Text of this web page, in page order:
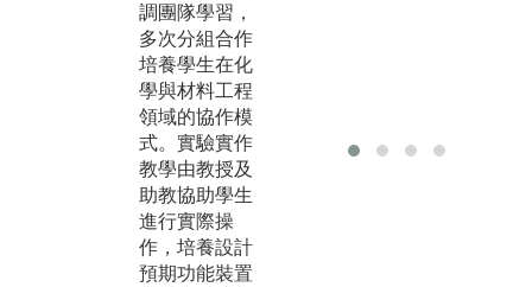
調團隊學習，
多次分組合作
培養學生在化
學與材料工程
領域的協作模
式。實驗實作
教學由教授及
助教協助學生
進行實際操
作，培養設計
預期功能裝置
學生至企業實